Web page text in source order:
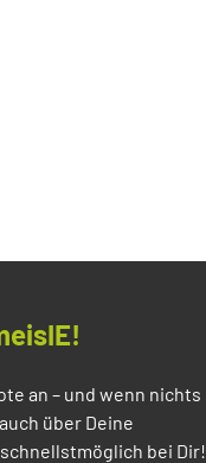
an – und wenn nichts
über Deine
bei Dir!